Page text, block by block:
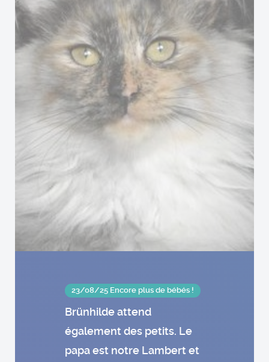
23/08/25 Encore plus de bébés !
Brünhilde attend
également des petits. Le
papa est notre Lambert et